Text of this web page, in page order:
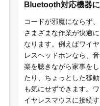
Bluetooth対応機器
コードが邪魔にならず、
さまざまな作業が快適に
なります。例えばワイヤ
レスヘッドホンなら、音
楽を聴きながら家事をし
たり、ちょっとした移動
も気にせずできます。ワ
イヤレスマウスに接続